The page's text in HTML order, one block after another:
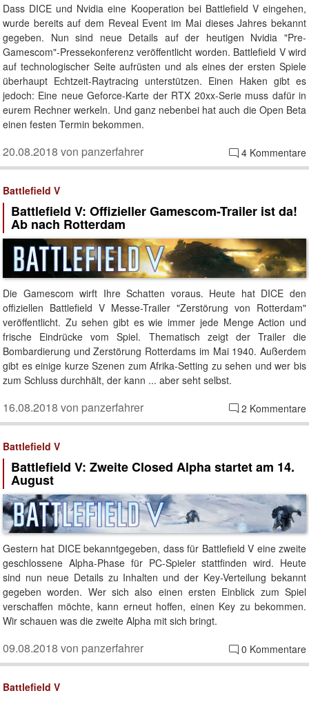
Dass DICE und Nvidia eine Kooperation bei Battlefield V eingehen,
wurde bereits auf dem Reveal Event im Mai dieses Jahres bekannt
gegeben. Nun sind neue Details auf der heutigen Nvidia "Pre-
Gamescom"-Pressekonferenz veröffentlicht worden. Battlefield V wird
auf technologischer Seite aufrüsten und als eines der ersten Spiele
überhaupt Echtzeit-Raytracing unterstützen. Einen Haken gibt es
jedoch: Eine neue Geforce-Karte der RTX 20xx-Serie muss dafür in
eurem Rechner werkeln. Und ganz nebenbei hat auch die Open Beta
einen festen Termin bekommen.
4 Kommentare
20.08.2018 von panzerfahrer
Battlefield V
Battlefield V: Offizieller Gamescom-Trailer ist da!
Ab nach Rotterdam
Die Gamescom wirft Ihre Schatten voraus. Heute hat DICE den
offiziellen Battlefield V Messe-Trailer "Zerstörung von Rotterdam"
veröffentlicht. Zu sehen gibt es wie immer jede Menge Action und
frische Eindrücke vom Spiel. Thematisch zeigt der Trailer die
Bombardierung und Zerstörung Rotterdams im Mai 1940. Außerdem
gibt es einige kurze Szenen zum Afrika-Setting zu sehen und wer bis
zum Schluss durchhält, der kann ... aber seht selbst.
2 Kommentare
16.08.2018 von panzerfahrer
Battlefield V
Battlefield V: Zweite Closed Alpha startet am 14.
August
Gestern hat DICE bekanntgegeben, dass für Battlefield V eine zweite
geschlossene Alpha-Phase für PC-Spieler stattfinden wird. Heute
sind nun neue Details zu Inhalten und der Key-Verteilung bekannt
gegeben worden. Wer sich also einen ersten Einblick zum Spiel
verschaffen möchte, kann erneut hoffen, einen Key zu bekommen.
Wir schauen was die zweite Alpha mit sich bringt.
0 Kommentare
09.08.2018 von panzerfahrer
Battlefield V